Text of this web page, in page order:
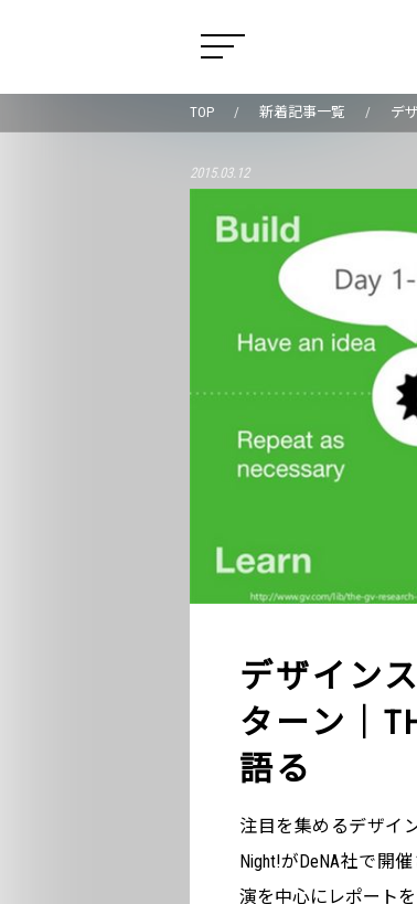
TOP 新着記事一覧 デ
2015.03.12
デザイン
ターン｜
語る
注目を集めるデザイ
Night!がDeNA社で開
演を中心にレポートを